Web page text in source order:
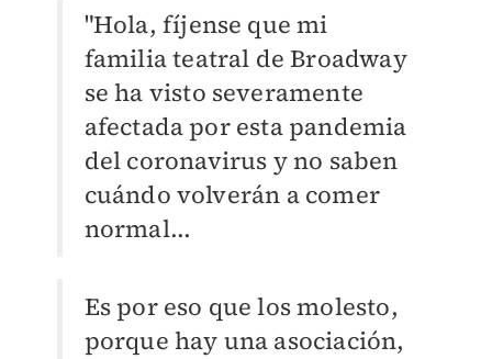
"Hola, fíjense que mi
familia teatral de Broadway
se ha visto severamente
afectada por esta pandemia
del coronavirus y no saben
cuándo volverán a comer
normal...
Es por eso que los molesto,
porque hay una asociación,